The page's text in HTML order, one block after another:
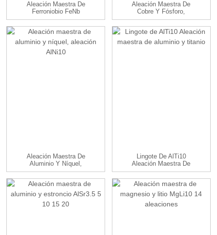
Aleación Maestra De
Ferroniobio FeNb
Aleación Maestra De
Cobre Y Fósforo,
Aleación CuP14
Aleación Maestra De
Aluminio Y Níquel,
Aleación AlNi10
Lingote De AlTi10
Aleación Maestra De
Aluminio Y Titanio